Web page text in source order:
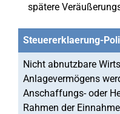
spätere
Steuererklaerung-
Nicht abnutzbare
Anlagevermögens
Anschaffungs- oder
Rahmen der